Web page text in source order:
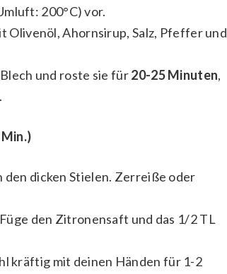
200°C) vor.
Olivenöl, Ahornsirup, Salz, Pfeffer und
und roste sie für20-25 Minuten,
dicken Stielen. Zerreiße oder
den Zitronensaft und das 1/2 TL
kräftig mit deinen Händen für 1-2